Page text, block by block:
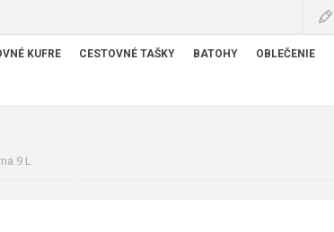
KUFRE CESTOVNÉ TAŠKY BATOHY OBLEČENIE
9 L